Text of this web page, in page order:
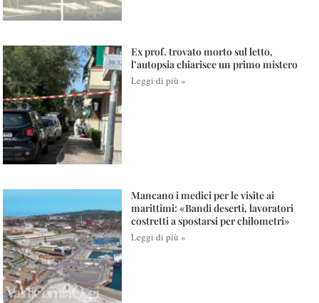
Ex prof. trovato morto sul letto,
l’autopsia chiarisce un primo mistero
Leggi di più »
Mancano i medici per le visite ai
marittimi: «Bandi deserti, lavoratori
costretti a spostarsi per chilometri»
Leggi di più »